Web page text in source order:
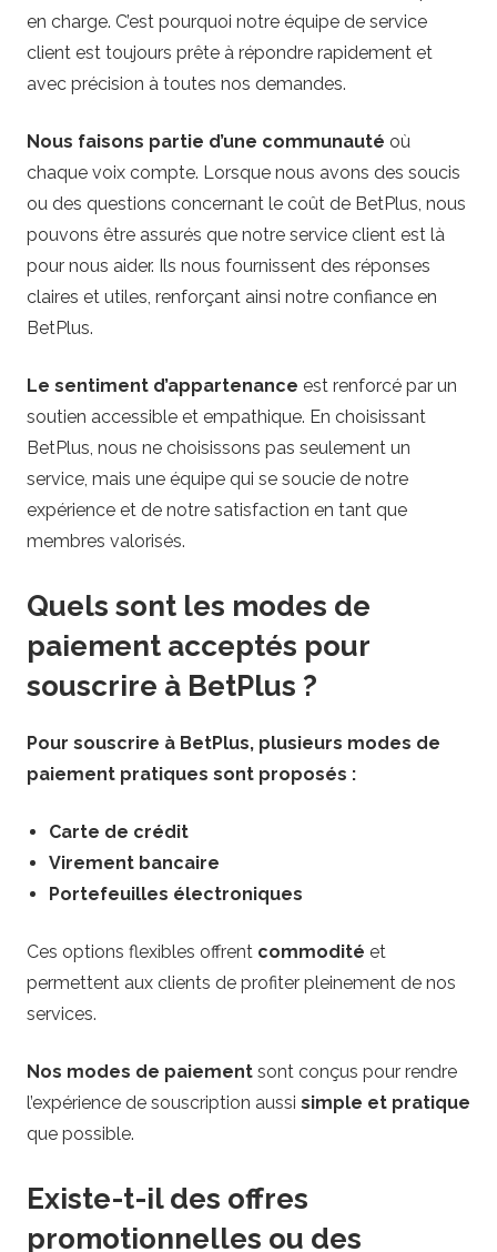
en charge. C’est pourquoi notre équipe de service
client est toujours prête à répondre rapidement et
avec précision à toutes nos demandes.
Nous faisons partie d’une communauté où
chaque voix compte. Lorsque nous avons des soucis
ou des questions concernant le coût de BetPlus, nous
pouvons être assurés que notre service client est là
pour nous aider. Ils nous fournissent des réponses
claires et utiles, renforçant ainsi notre confiance en
BetPlus.
Le sentiment d’appartenance est renforcé par un
soutien accessible et empathique. En choisissant
BetPlus, nous ne choisissons pas seulement un
service, mais une équipe qui se soucie de notre
expérience et de notre satisfaction en tant que
membres valorisés.
Quels sont les modes de
paiement acceptés pour
souscrire à BetPlus ?
Pour souscrire à BetPlus, plusieurs modes de
paiement pratiques sont proposés :
Carte de crédit
Virement bancaire
Portefeuilles électroniques
Ces options flexibles offrent commodité et
permettent aux clients de profiter pleinement de nos
services.
Nos modes de paiement sont conçus pour rendre
l’expérience de souscription aussi simple et pratique
que possible.
Existe-t-il des offres
promotionnelles ou des